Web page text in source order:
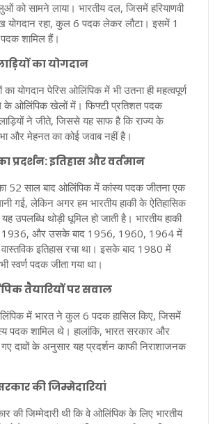
को सामने लाया। भारतीय दल, जिसमें हरियाणवी
योगदान रहा, कुल 6 पदक लेकर लौटा। इसमें 1
शामिल हैं।
का योगदान
का योगदान पेरिस ओलिंपिक में भी उतना ही महत्वपूर्ण
के ओलिंपिक खेलों में। फिफ्टी प्रतिशत पदक
ने जीते, जिससे यह साफ है कि राज्य के
और मेहनत का कोई जवाब नहीं है।
प्रदर्शन: इतिहास और वर्तमान
का 52 साल बाद ओलिंपिक में कांस्य पदक जीतना एक
गई, लेकिन अगर हम भारतीय हाकी के ऐतिहासिक
उपलब्धि थोड़ी धूमिल हो जाती है। भारतीय हाकी
और उसके बाद 1956, 1960, 1964 में
इतिहास रचा था। इसके बाद 1980 में
स्वर्ण पदक जीता गया था।
तैयारियों पर सवाल
में भारत ने कुल 6 पदक हासिल किए, जिसमें
पदक शामिल थे। हालांकि, भारत सरकार और
गए दावों के अनुसार यह प्रदर्शन काफी निराशाजनक
की जिम्मेदारियां
जिम्मेदारी थी कि वे ओलिंपिक के लिए भारतीय